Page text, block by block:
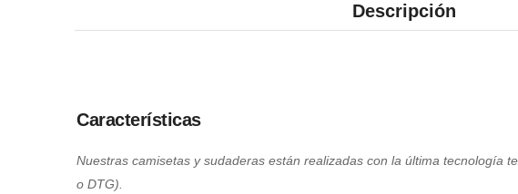
Descripción
Características
Nuestras camisetas y sudaderas están realizadas con la última tecnología
o DTG).